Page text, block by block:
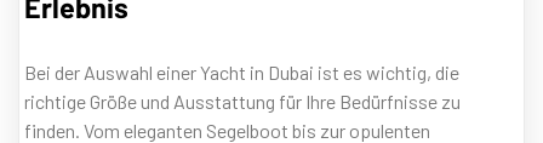
Erlebnis
Bei der Auswahl einer Yacht in Dubai ist es wichtig, die
richtige Größe und Ausstattung für Ihre Bedürfnisse zu
finden. Vom eleganten Segelboot bis zur opulenten